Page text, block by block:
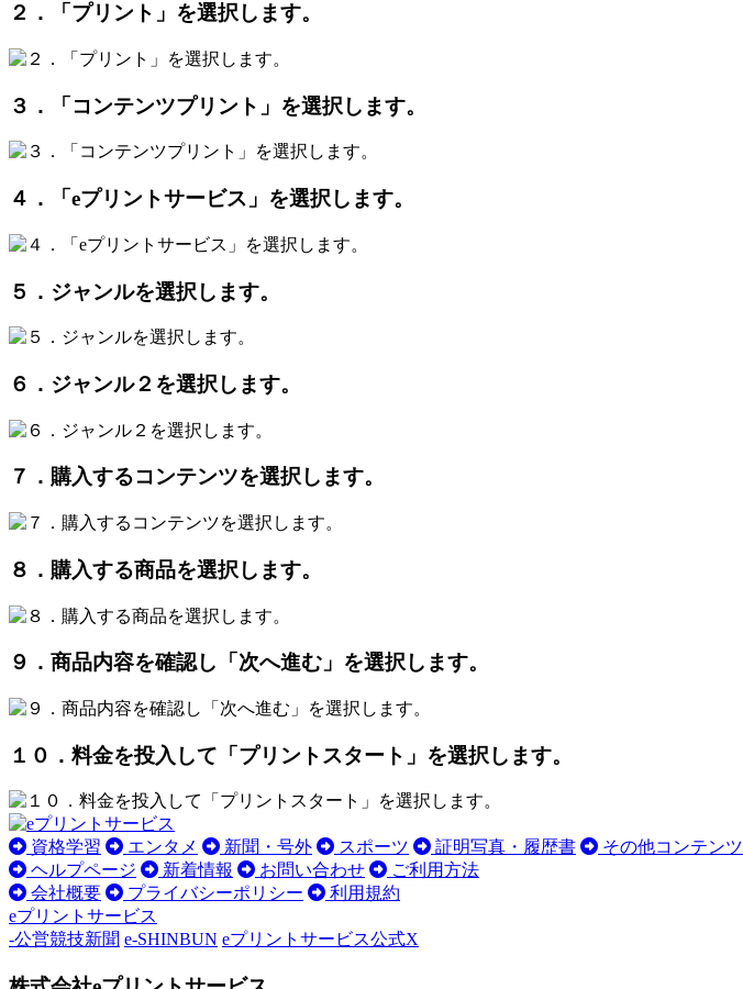
２．「プリント」を選択します。
３．「コンテンツプリント」を選択します。
４．「eプリントサービス」を選択します。
５．ジャンルを選択します。
６．ジャンル２を選択します。
７．購入するコンテンツを選択します。
８．購入する商品を選択します。
９．商品内容を確認し「次へ進む」を選択します。
１０．料金を投入して「プリントスタート」を選択します。
資格学習 エンタメ 新聞・号外 スポーツ 証明写真・履歴書
その他コンテンツ
ヘルプページ
新着情報 お問い合わせ
ご利用方法
会社概要
プライバシーポリシー
利用規約
eプリントサービス
-公営競技新聞 e-SHINBUN eプリントサービス公式X